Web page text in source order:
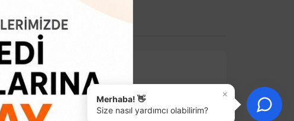
×
Merhaba! 👋
Size nasıl yardımcı olabilirim?